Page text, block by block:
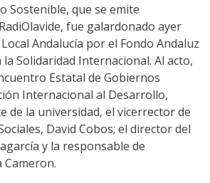
Sostenible, que se emite
fue galardonado ayer
Andalucía por el Fondo Andaluz
Solidaridad Internacional. Al acto,
Estatal de Gobiernos
Internacional al Desarrollo,
de la universidad, el vicerrector de
David Cobos; el director del
y la responsable de
Cameron.